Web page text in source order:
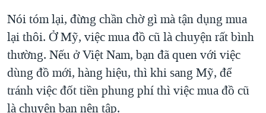
Nói tóm lại, đừng chần chờ gì mà tận dụng mua
lại thôi. Ở Mỹ, việc mua đồ cũ là chuyện rất bình
thường. Nếu ở Việt Nam, bạn đã quen với việc
dùng đồ mới, hàng hiệu, thì khi sang Mỹ, để
tránh việc đốt tiền phung phí thì việc mua đồ cũ
là chuyện bạn nên tập.